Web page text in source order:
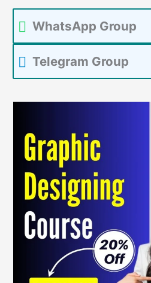
WhatsApp Group
Telegram Group